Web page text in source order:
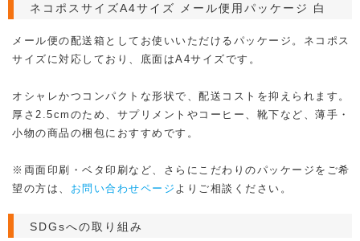
10枚入り / 完全梱包 / 梱包サイズ：594 × 446 × 335mm ×1個口
100枚入り / 完全梱包 / 梱包サイズ：594 × 446 × 335mm ×1個口
200枚入り / 完全梱包 / 梱包サイズ：594 × 446 × 335mm ×1個口
400枚入り / 完全梱包 / 梱包サイズ：594 × 446 × 335mm ×2個口
1000枚入り / 完全梱包 / 梱包サイズ：594 × 446 × 335mm ×5個口
カテゴリ
規格品ダンボール ネコポス対応ダンボール（箱・封筒）
かんたんオリジナルパッケージ メール便用パッケージ
ネコポスサイズA4サイズ メール便用パッケージ 白
メール便の配送箱としてお使いいただけるパッケージ。ネコポス
サイズに対応しており、底面はA4サイズです。
オシャレかつコンパクトな形状で、配送コストを抑えられます。
厚さ2.5cmのため、サプリメントやコーヒー、靴下など、薄手・
小物の商品の梱包におすすめです。
※両面印刷・ベタ印刷など、さらにこだわりのパッケージをご希
望の方は、 お問い合わせページ よりご相談ください。
SDGsへの取り組み